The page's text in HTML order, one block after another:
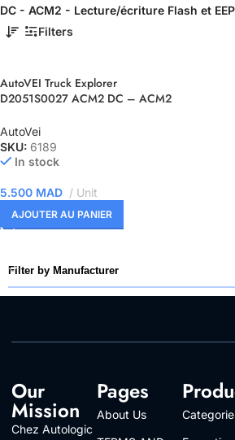
Filter by Manufacturer
DC - ACM2 - Lecture/écriture Flash et
Filters
AutoVEI Truck Explorer
D2051S0027 ACM2 DC – ACM2
EEPROM par DC
AutoVei
SKU: 6189
In stock
5.500 MAD Unit
AJOUTER AU PANIER
Our
Mission
Chez Autologic
Pages
About Us